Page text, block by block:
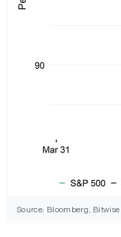
Source: Bloomberg,